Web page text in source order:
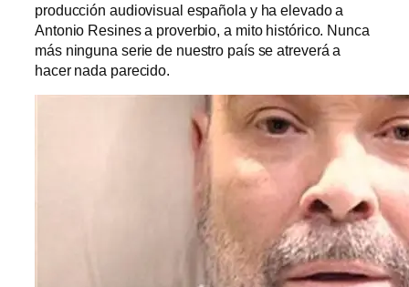
producción audiovisual española y ha elevado a
Antonio Resines a proverbio, a mito histórico. Nunca
más ninguna serie de nuestro país se atreverá a
hacer nada parecido.